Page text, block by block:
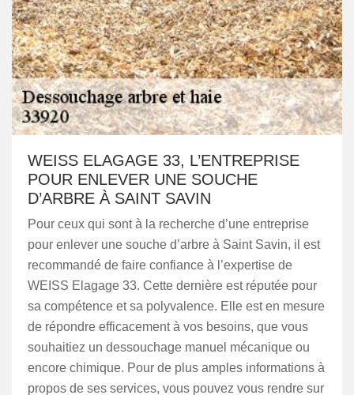
WEISS ELAGAGE 33, L’ENTREPRISE
POUR ENLEVER UNE SOUCHE
D’ARBRE À SAINT SAVIN
Pour ceux qui sont à la recherche d’une entreprise
pour enlever une souche d’arbre à Saint Savin, il est
recommandé de faire confiance à l’expertise de
WEISS Elagage 33. Cette dernière est réputée pour
sa compétence et sa polyvalence. Elle est en mesure
de répondre efficacement à vos besoins, que vous
souhaitiez un dessouchage manuel mécanique ou
encore chimique. Pour de plus amples informations à
propos de ses services, vous pouvez vous rendre sur